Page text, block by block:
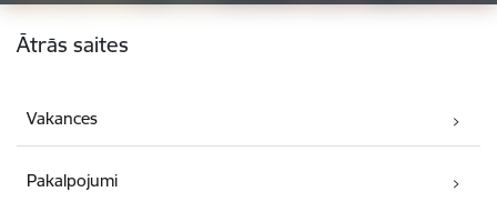
Kājene
Ātrās saites
Vakances
Pakalpojumi